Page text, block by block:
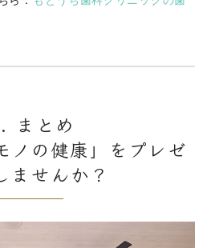
まとめ
ノの健康」をプレゼ
ませんか？